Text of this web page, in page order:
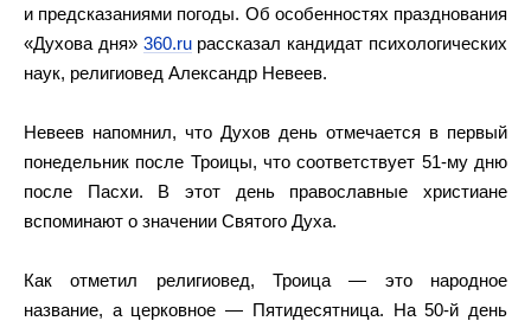
и предсказаниями погоды. Об особенностях празднования
«Духова дня» 360.ruрассказал кандидат психологических
наук, религиовед Александр Невеев.
Невеев напомнил, что Духов день отмечается в первый
понедельник после Троицы, что соответствует 51-му дню
после Пасхи. В этот день православные христиане
вспоминают о значении Святого Духа.
Как отметил религиовед, Троица — это народное
название, а церковное — Пятидесятница. На 50-й день